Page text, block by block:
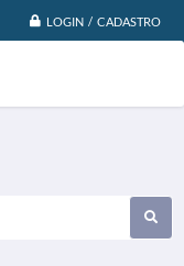
LOGIN / CADASTRO